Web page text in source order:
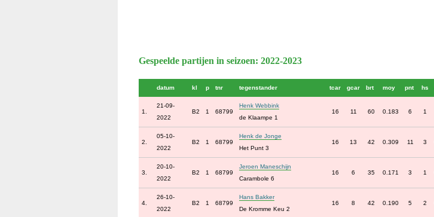
Gespeelde partijen in seizoen: 2022-2023
datum kl p tnr tegenstander tcar gcar brt moy pnt hs
1.
21-09-
2022
B2 1 68799
Henk Webbink
de Klaampe 1
16 11 60 0.183 6 1
2.
05-10-
2022
B2 1 68799
Henk de Jonge
Het Punt 3
16 13 42 0.309 11 3
3.
20-10-
2022
B2 1 68799
Jeroen Maneschijn
Carambole 6
16 6 35 0.171 3 1
4.
26-10-
2022
B2 1 68799
Hans Bakker
De Kromme Keu 2
16 8 42 0.190 5 2